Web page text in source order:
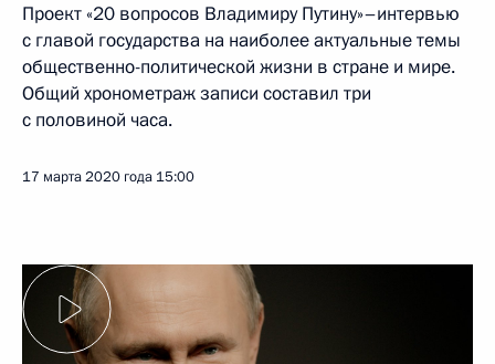
Проект «20 вопросов Владимиру Путину»–интервью
с главой государства на наиболее актуальные темы
общественно-политической жизни в стране и мире.
Общий хронометраж записи составил три
с половиной часа.
17 марта 2020 года 15:00